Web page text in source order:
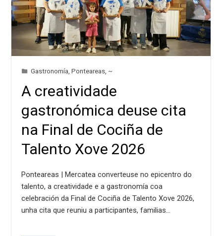
Gastronomía ,Ponteareas ~
A creatividade
gastronómica deuse cita
na Final de Cociña de
Talento Xove 2026
Ponteareas | Mercatea converteuse no epicentro do
talento, a creatividade e a gastronomía coa
celebración da Final de Cociña de Talento Xove 2026,
unha cita que reuniu a participantes, familias…